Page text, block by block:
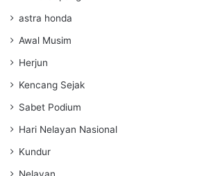
astra honda
Awal Musim
Herjun
Kencang Sejak
Sabet Podium
Hari Nelayan Nasional
Kundur